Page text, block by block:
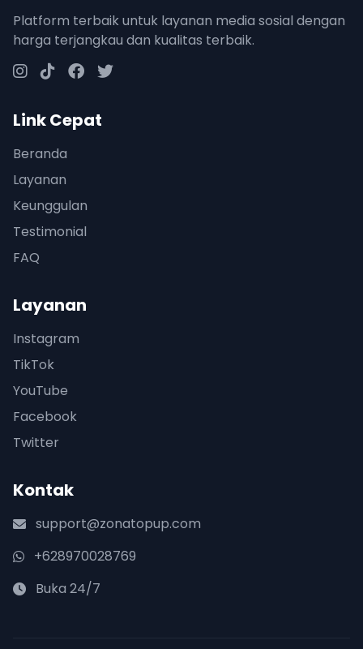
Platform terbaik untuk layanan media sosial dengan
harga terjangkau dan kualitas terbaik.
Link Cepat
Beranda
Layanan
Keunggulan
Testimonial
FAQ
Layanan
Instagram
TikTok
YouTube
Facebook
Twitter
Kontak
support@zonatopup.com
+628970028769
Buka 24/7